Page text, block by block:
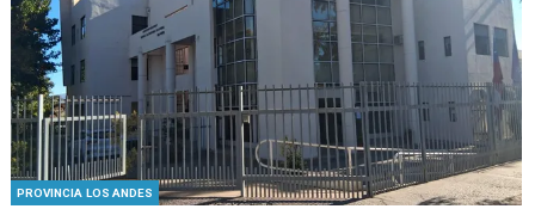
PROVINCIA LOS ANDES